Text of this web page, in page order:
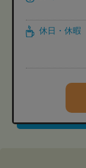
休日・休暇